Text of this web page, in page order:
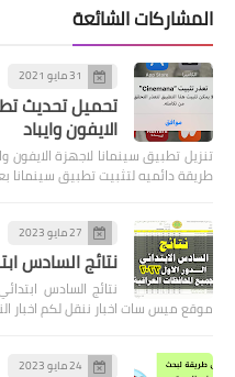
المشاركات الشائعة
31 مايو 2021
تحميل تحديث
الايفون وايباد
تنزيل تطبيق سينمانا لاجهزة الايفون
طريقة دائميه لتثبيت تطبيق سينمانا
27 مايو 2023
نتائج السادس
موقع ميس سات اخبار ننقل لكم اخبار
24 مايو 2023